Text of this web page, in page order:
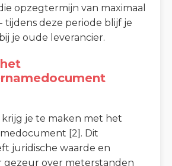
opzegtermijn van maximaal
tijdens deze periode blijf je
je oude leverancier.
krijg je te maken met het
[2]. Dit
juridische waarde en
gezeur over meterstanden